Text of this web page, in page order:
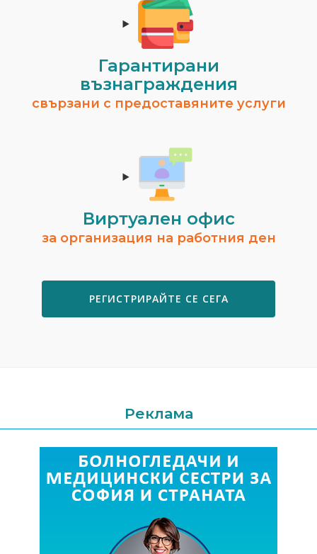
Гарантирани
възнаграждения
свързани с предоставяните услуги
Виртуален офис
за организация на работния ден
РЕГИСТРИРАЙТЕ СЕ СЕГА
Реклама